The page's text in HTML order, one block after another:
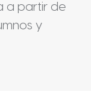
a partir de
y